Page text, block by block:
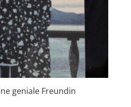
geniale Freundin